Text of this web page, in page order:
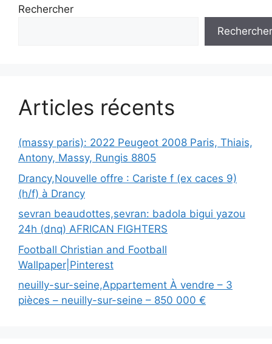
Rechercher
Rechercher
Articles récents
(massy paris): 2022 Peugeot 2008 Paris, Thiais,
Antony, Massy, Rungis 8805
Drancy,Nouvelle offre : Cariste f (ex caces 9)
(h/f) à Drancy
sevran beaudottes,sevran: badola bigui yazou
24h (dnq) AFRICAN FIGHTERS
Football Christian and Football
Wallpaper|Pinterest
neuilly-sur-seine,Appartement À vendre – 3
pièces – neuilly-sur-seine – 850 000 €